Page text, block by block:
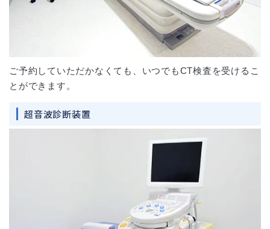
ご予約していただかなくても、いつでもCT検査を受けるこ
とができます。
超音波診断装置